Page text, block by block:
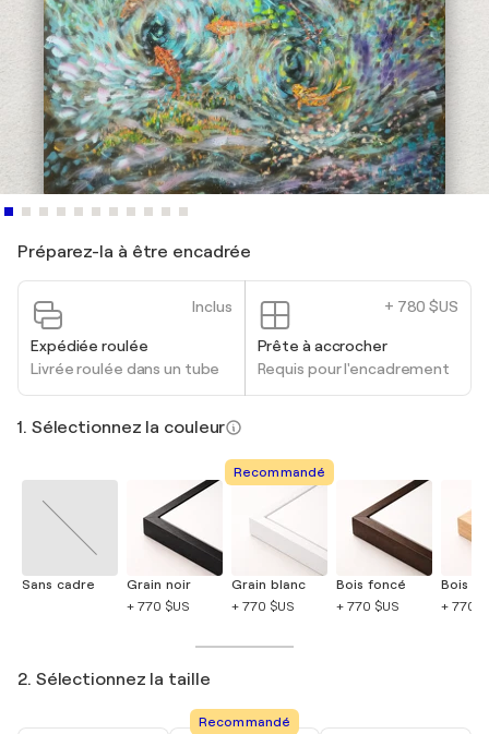
Préparez-la à être encadrée
Inclus
Expédiée roulée
Livrée roulée dans un tube
+ 780 $US
Prête à accrocher
Requis pour l'encadrement
1. Sélectionnez la couleur
Sans cadre
Grain noir
+ 770 $US
Recommandé
Grain blanc
+ 770 $US
Bois foncé
+ 770 $US
Bois
+ 770
2. Sélectionnez la taille
Recommandé